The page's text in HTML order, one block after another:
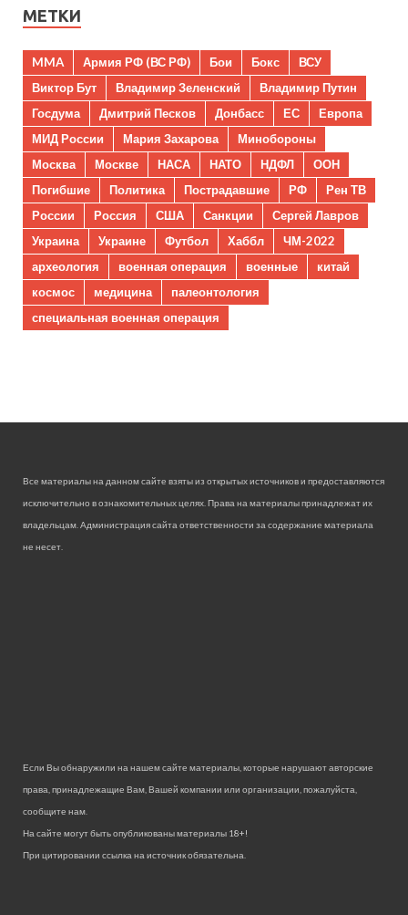
МЕТКИ
MMA Армия РФ (ВС РФ) Бои Бокс
ВСУ
Виктор Бут
Владимир Зеленский
Владимир Путин
Госдума
Дмитрий Песков Донбасс ЕС
Европа
МИД России
Мария Захарова
Минобороны
Москва
Москве НАСА НАТО НДФЛ
ООН
Погибшие
Политика Пострадавшие РФ
Рен ТВ
России
Россия США Санкции
Сергей Лавров
Украина
Украине Футбол Хаббл
ЧМ-2022
археология
военная операция военные
китай
космос
медицина
палеонтология
специальная военная операция
Все материалы на данном сайте взяты из открытых источников и предоставляются
исключительно в ознакомительных целях. Права на материалы принадлежат их
владельцам. Администрация сайта ответственности за содержание материала
не несет.
Если Вы обнаружили на нашем сайте материалы, которые нарушают авторские
права, принадлежащие Вам, Вашей компании или организации, пожалуйста,
сообщите нам.
На сайте могут быть опубликованы материалы 18+!
При цитировании ссылка на источник обязательна.